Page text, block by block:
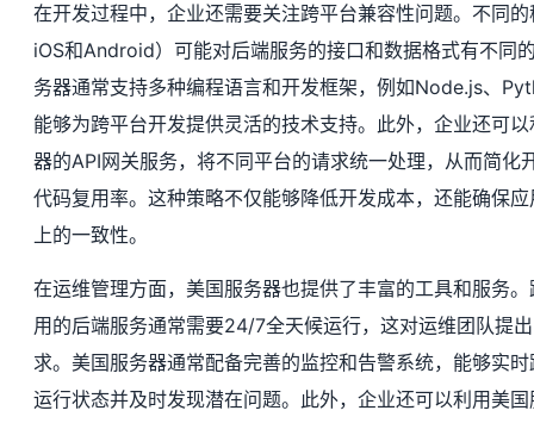
在开发过程中，企业还需要关注跨平台兼容性问题。不同
iOS和Android）可能对后端服务的接口和数据格式有不同
务器通常支持多种编程语言和开发框架，例如Node.js、
能够为跨平台开发提供灵活的技术支持。此外，企业还可
器的API网关服务，将不同平台的请求统一处理，从而简化
代码复用率。这种策略不仅能够降低开发成本，还能确保
上的一致性。
在运维管理方面，美国服务器也提供了丰富的工具和服务
用的后端服务通常需要24/7全天候运行，这对运维团队提
求。美国服务器通常配备完善的监控和告警系统，能够实
运行状态并及时发现潜在问题。此外，企业还可以利用美